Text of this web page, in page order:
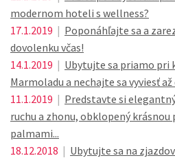
modernom hoteli s wellness?
17.1.2019 | Poponáhľajte sa a
dovolenku včas!
14.1.2019 | Ubytujte sa priamo pri
Marmoladu a nechajte sa vyviesť až
11.1.2019 | Predstavte si
ruchu a zhonu, obklopený krásnou
palmami...
18.12.2018 | Ubytujte sa na